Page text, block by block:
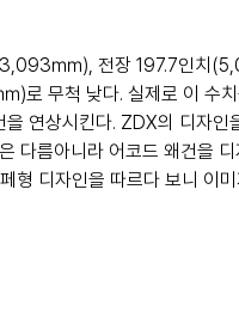
(3,093㎜), 전장 197.7인치
무척 낮다. 실제로 이 수
연상시킨다. ZDX의 디자
다름아니라 어코드 왜건을
형 디자인을 따르다 보니 이